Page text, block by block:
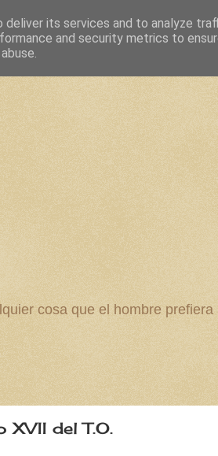
cosa que el hombre
del T.O.
its services and to analyze
and security metrics to